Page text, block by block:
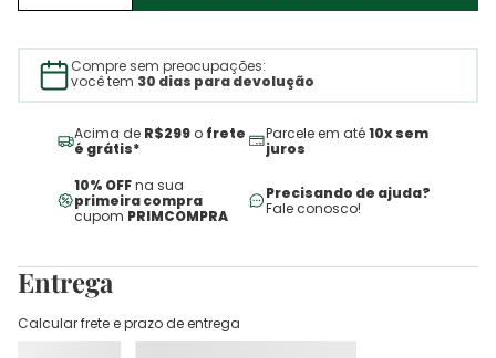
Compre sem preocupações:
você tem 30 dias para devolução
Acima de R$299 o frete
é grátis*
Parcele em até10x sem
juros
10% OFFna sua
primeira compra
cupom PRIMCOMPRA
Precisando de ajuda?
Fale conosco!
Entrega
Calcular frete e prazo de entrega